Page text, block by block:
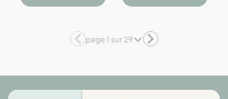
   
page 1 sur 29